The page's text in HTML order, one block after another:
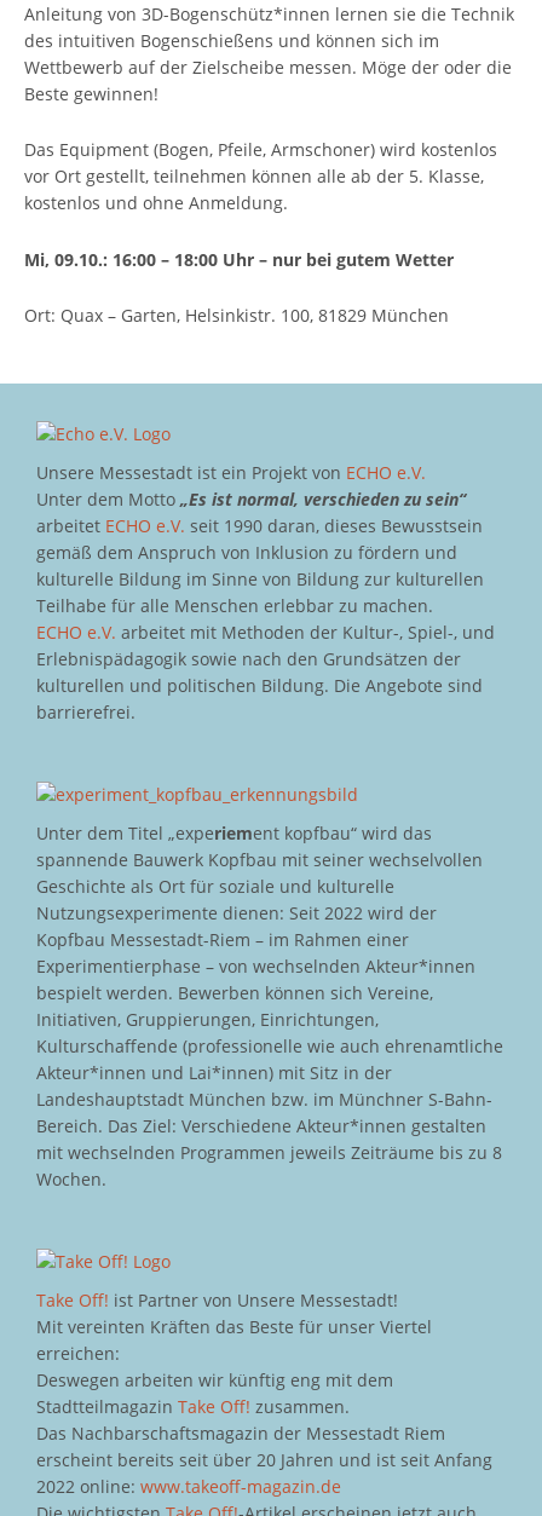
Anleitung von 3D-Bogenschütz*innen lernen sie die Technik
des intuitiven Bogenschießens und können sich im
Wettbewerb auf der Zielscheibe messen. Möge der oder die
Beste gewinnen!
Das Equipment (Bogen, Pfeile, Armschoner) wird kostenlos
vor Ort gestellt, teilnehmen können alle ab der 5. Klasse,
kostenlos und ohne Anmeldung.
Mi, 09.10.: 16:00 – 18:00 Uhr – nur bei gutem Wetter
Ort: Quax – Garten, Helsinkistr. 100, 81829 München
Unsere Messestadt ist ein Projekt von ECHO e.V.
Unter dem Motto „Es ist normal, verschieden zu sein“
arbeitet ECHO e.V. seit 1990 daran, dieses Bewusstsein
gemäß dem Anspruch von Inklusion zu fördern und
kulturelle Bildung im Sinne von Bildung zur kulturellen
Teilhabe für alle Menschen erlebbar zu machen.
ECHO e.V. arbeitet mit Methoden der Kultur-, Spiel-, und
Erlebnispädagogik sowie nach den Grundsätzen der
kulturellen und politischen Bildung. Die Angebote sind
barrierefrei.
Unter dem Titel „experiement kopfbau“ wird das
spannende Bauwerk Kopfbau mit seiner wechselvollen
Geschichte als Ort für soziale und kulturelle
Nutzungsexperimente dienen: Seit 2022 wird der
Kopfbau Messestadt-Riem – im Rahmen einer
Experimentierphase – von wechselnden Akteur*innen
bespielt werden. Bewerben können sich Vereine,
Initiativen, Gruppierungen, Einrichtungen,
Kulturschaffende (professionelle wie auch ehrenamtliche
Akteur*innen und Lai*innen) mit Sitz in der
Landeshauptstadt München bzw. im Münchner S-Bahn-
Bereich. Das Ziel: Verschiedene Akteur*innen gestalten
mit wechselnden Programmen jeweils Zeiträume bis zu 8
Wochen.
Take Off! ist Partner von Unsere Messestadt!
Mit vereinten Kräften das Beste für unser Viertel
erreichen:
Deswegen arbeiten wir künftig eng mit dem
Stadtteilmagazin Take Off! zusammen.
Das Nachbarschaftsmagazin der Messestadt Riem
erscheint bereits seit über 20 Jahren und ist seit Anfang
2022 online: www.takeoff-magazin.de